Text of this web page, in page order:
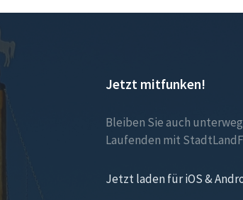
Jetzt mitfunken!
Bleiben Sie auch
Laufenden mit
Jetzt laden für iOS &